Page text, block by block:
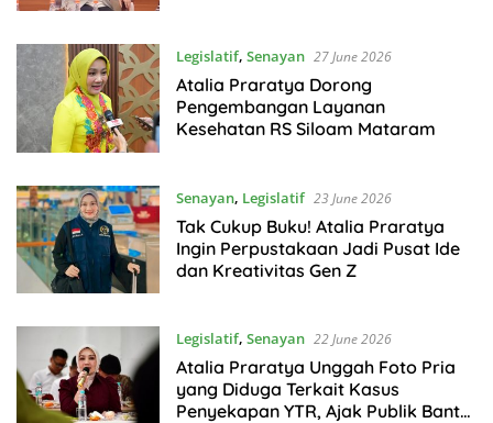
Legislatif, Senayan 27 June 2026
Atalia Praratya Dorong
Pengembangan Layanan
Kesehatan RS Siloam Mataram
Senayan, Legislatif 23 June 2026
Tak Cukup Buku! Atalia Praratya
Ingin Perpustakaan Jadi Pusat Ide
dan Kreativitas Gen Z
Legislatif, Senayan 22 June 2026
Atalia Praratya Unggah Foto Pria
yang Diduga Terkait Kasus
Penyekapan YTR, Ajak Publik Bantu